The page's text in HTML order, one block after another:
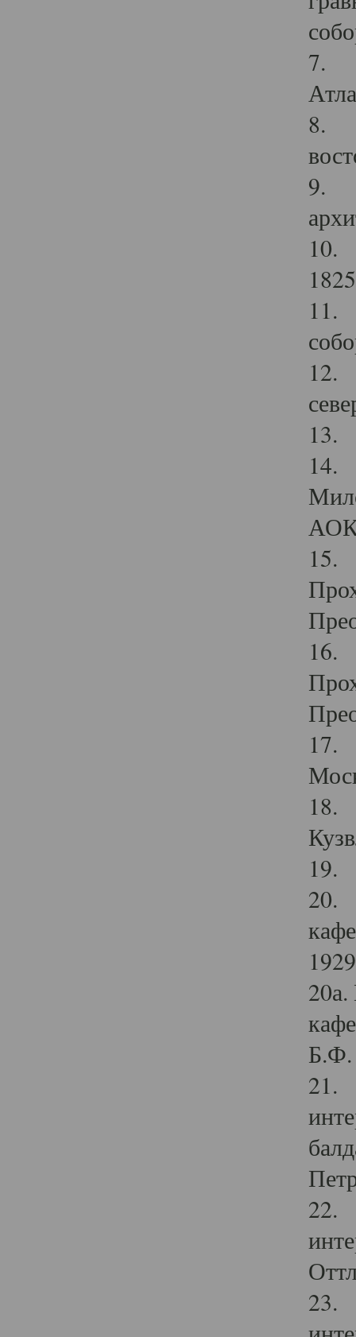
7.
8.
9.
10.
11.
12.
13.
14.
15.
16.
17.
18.
19.
20.
Б.Ф.
21.
22.
23.